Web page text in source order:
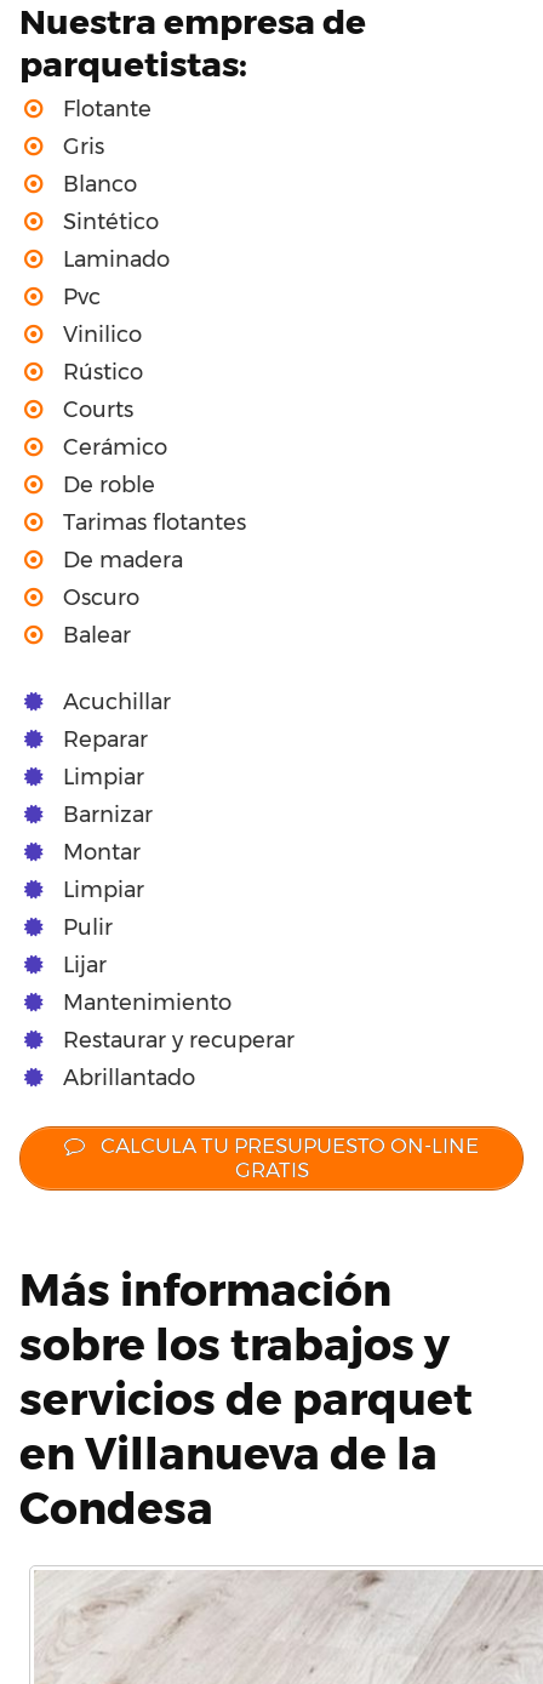
Nuestra empresa de
parquetistas:
Flotante
Gris
Blanco
Sintético
Laminado
Pvc
Vinilico
Rústico
Courts
Cerámico
De roble
Tarimas flotantes
De madera
Oscuro
Balear
Acuchillar
Reparar
Limpiar
Barnizar
Montar
Limpiar
Pulir
Lijar
Mantenimiento
Restaurar y recuperar
Abrillantado
CALCULA TU PRESUPUESTO ON-LINE
GRATIS
Más información
sobre los trabajos y
servicios de parquet
en Villanueva de la
Condesa